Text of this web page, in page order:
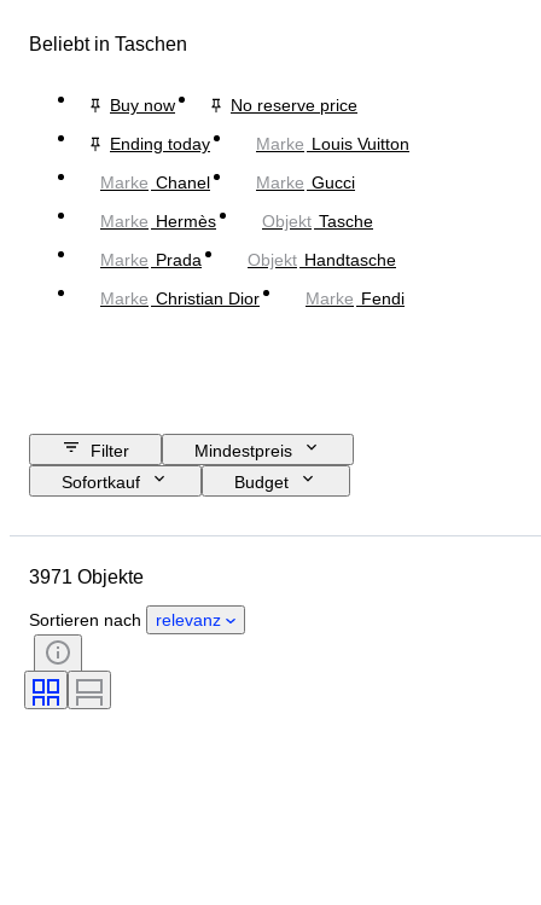
Beliebt in Taschen
Buy now
No reserve price
Ending today
Marke Louis Vuitton
Marke Chanel Marke Gucci
Marke Hermès Objekt Tasche
Marke Prada Objekt Handtasche
Marke Christian Dior Marke Fendi
Filter
Mindestpreis
Sofortkauf
Budget
Größe
Herkunftsland
Geschlecht
Zustand
Zertifikat
Accessoires enthalten
3971 Objekte
Sortieren nach relevanz